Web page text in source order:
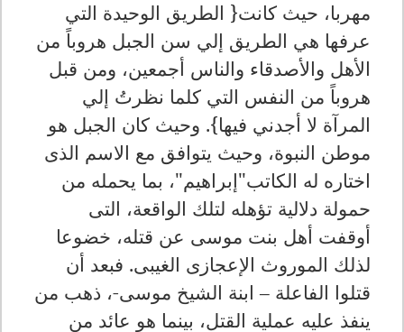
مهربا، حيث كانت{ الطريق الوحيدة التي
عرفها هي الطريق إلي سن الجبل هروباً من
الأهل والأصدقاء والناس أجمعين، ومن قبل
هروباً من النفس التي كلما نظرتُ إلي
المرآة لا أجدني فيها}. وحيث كان الجبل هو
موطن النبوة، وحيث يتوافق مع الاسم الذى
اختاره له الكاتب"إبراهيم"، بما يحمله من
حمولة دلالية تؤهله لتلك الواقعة، التى
أوقفت أهل بنت موسى عن قتله، خضوعا
لذلك الموروث الإعجازى الغيبى. فبعد أن
قتلوا الفاعلة – ابنة الشيخ موسى-، ذهب من
ينفذ عليه عملية القتل، بينما هو عائد من